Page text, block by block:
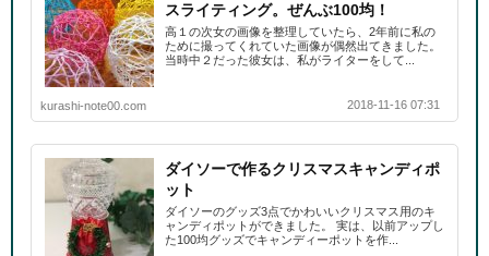
スライティング。ぜんぶ100均！
高１の次女の画像を整理していたら、2年前に私の
ために撮ってくれていた画像が偶然出てきました。
当時中２だった彼女は、私がライターをして...
kurashi-note00.com 2018-11-16 07:31
ダイソーで作るクリスマスキャンディポ
ット
ダイソーのグッズ3点でかわいいクリスマス用のキ
ャンディポットができました。 実は、以前アップし
た100均グッズでキャンディーポットを作...